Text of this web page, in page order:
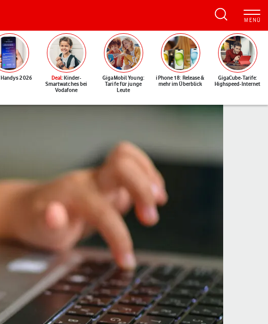
2026 Deal: Kinder-
Smartwatches bei
Vodafone
GigaMobil Young:
Tarife für junge
Leute
iPhone 18: Release &
mehr im Überblick
GigaCube-Tarife:
Highspeed-Internet